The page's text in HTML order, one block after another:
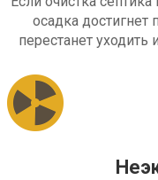
осадка достигнет
перестанет уходить